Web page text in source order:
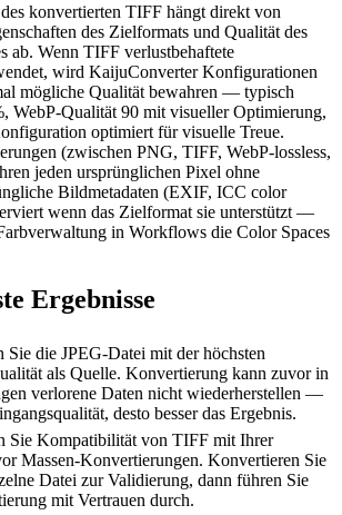
konvertierten TIFF hängt direkt von
des Zielformats und Qualität des
ab. Wenn TIFF verlustbehaftete
wird KaijuConverter Konfigurationen
mögliche Qualität bewahren — typisch
WebP-Qualität 90 mit visueller Optimierung,
optimiert für visuelle Treue.
(zwischen PNG, TIFF, WebP-lossless,
jeden ursprünglichen Pixel ohne
Bildmetadaten (EXIF, ICC color
wenn das Zielformat sie unterstützt —
in Workflows die Color Spaces
Ergebnisse
Sie die JPEG-Datei mit der höchsten
als Quelle. Konvertierung kann zuvor in
verlorene Daten nicht wiederherstellen —
desto besser das Ergebnis.
Sie Kompatibilität von TIFF mit Ihrer
Massen-Konvertierungen. Konvertieren Sie
Datei zur Validierung, dann führen Sie
mit Vertrauen durch.